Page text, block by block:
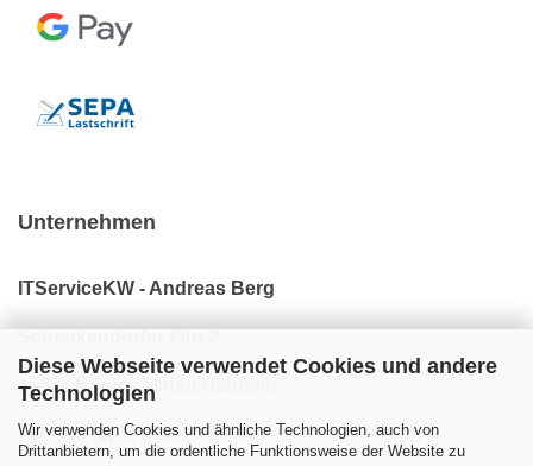
Diese Webseite verwendet Cookies und andere
Technologien
Wir verwenden Cookies und ähnliche Technologien, auch von
Drittanbietern, um die ordentliche Funktionsweise der Website zu
Unternehmen
ITServiceKW - Andreas Berg
15711 Königs Wusterhausen
Tel: +49 (0) 176 34 24 10 44